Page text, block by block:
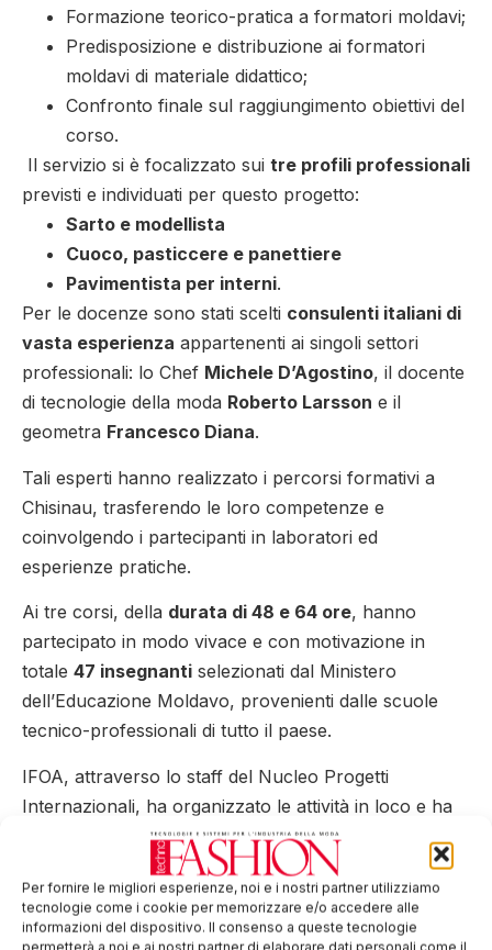
Per fornire le migliori esperienze, noi e i nostri partner utilizziamo
tecnologie come i cookie per memorizzare e/o accedere alle
informazioni del dispositivo. Il consenso a queste tecnologie
Formazione teorico-pratica a formatori moldavi;
Predisposizione e distribuzione ai formatori
moldavi di materiale didattico;
Confronto finale sul raggiungimento obiettivi del
corso.
Il servizio si è focalizzato sui tre profili professionali
previsti e individuati per questo progetto:
Sarto e modellista
Cuoco, pasticcere e panettiere
Pavimentista per interni.
Per le docenze sono stati scelti consulenti italiani di
vasta esperienza appartenenti ai singoli settori
professionali: lo Chef Michele D’Agostino, il docente
di tecnologie della moda Roberto Larsson e il
geometra Francesco Diana.
Tali esperti hanno realizzato i percorsi formativi a
Chisinau, trasferendo le loro competenze e
coinvolgendo i partecipanti in laboratori ed
esperienze pratiche.
Ai tre corsi, della durata di 48 e 64 ore, hanno
partecipato in modo vivace e con motivazione in
totale 47 insegnanti selezionati dal Ministero
dell’Educazione Moldavo, provenienti dalle scuole
tecnico-professionali di tutto il paese.
IFOA, attraverso lo staff del Nucleo Progetti
Internazionali, ha organizzato le attività in loco e ha
coordinato le giornate di formazione.
Al termine dei lavori sono stati consegnati ai
partecipanti gli Attestati di frequenza.